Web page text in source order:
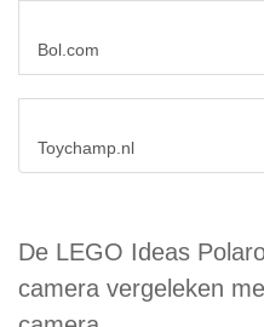
Bol.com
Toychamp.nl
De LEGO Ideas
camera vergeleken